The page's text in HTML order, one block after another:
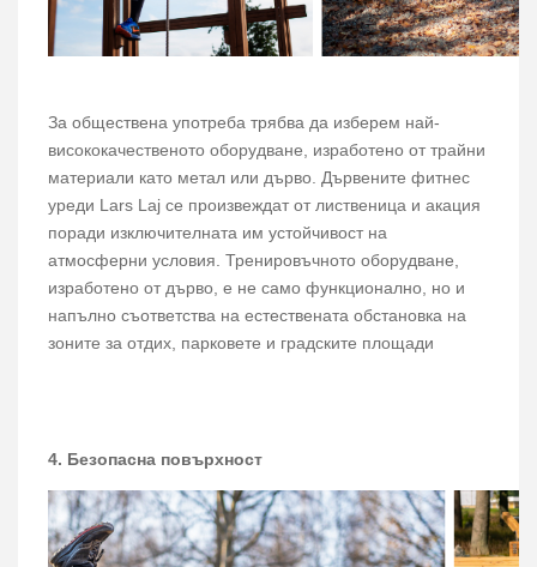
За обществена употреба трябва да изберем най-
висококачественото оборудване, изработено от трайни
материали като метал или дърво. Дървените фитнес
уреди Lars Laj се произвеждат от лиственица и акация
поради изключителната им устойчивост на
атмосферни условия. Тренировъчното оборудване,
изработено от дърво, е не само функционално, но и
напълно съответства на естествената обстановка на
зоните за отдих, парковете и градските площади
4. Безопасна повърхност